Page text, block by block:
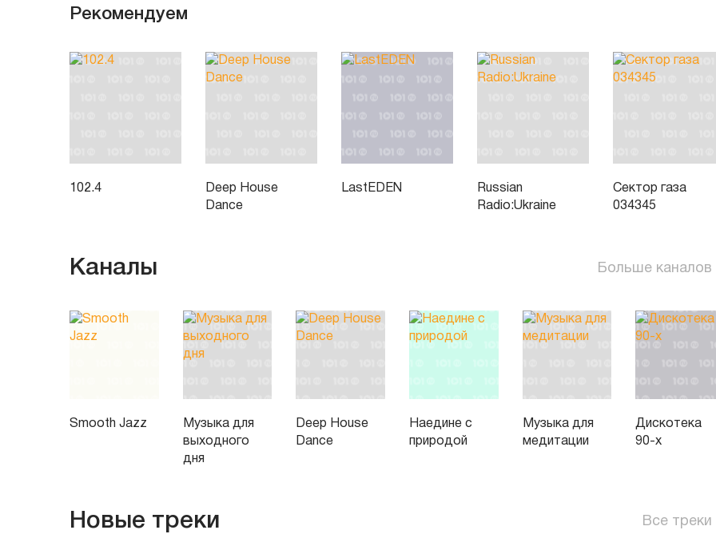
Рекомендуем
102.4
Deep House
Dance
LastEDEN
Russian
Radio:Ukraine
Сектор газа
034345
Каналы Больше каналов
Smooth Jazz
Музыка для
выходного
дня
Deep House
Dance
Наедине с
природой
Музыка для
медитации
Дискотека
90-х
Новые треки Все треки